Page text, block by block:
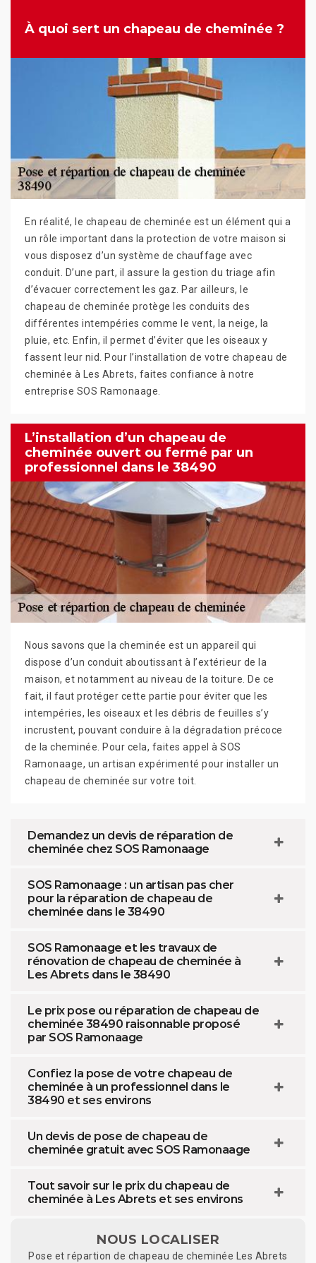
À quoi sert un chapeau de cheminée ?
En réalité, le chapeau de cheminée est un élément qui a
un rôle important dans la protection de votre maison si
vous disposez d’un système de chauffage avec
conduit. D’une part, il assure la gestion du triage afin
d’évacuer correctement les gaz. Par ailleurs, le
chapeau de cheminée protège les conduits des
différentes intempéries comme le vent, la neige, la
pluie, etc. Enfin, il permet d’éviter que les oiseaux y
fassent leur nid. Pour l’installation de votre chapeau de
cheminée à Les Abrets, faites confiance à notre
entreprise SOS Ramonaage.
L’installation d’un chapeau de
cheminée ouvert ou fermé par un
professionnel dans le 38490
Nous savons que la cheminée est un appareil qui
dispose d’un conduit aboutissant à l’extérieur de la
maison, et notamment au niveau de la toiture. De ce
fait, il faut protéger cette partie pour éviter que les
intempéries, les oiseaux et les débris de feuilles s’y
incrustent, pouvant conduire à la dégradation précoce
de la cheminée. Pour cela, faites appel à SOS
Ramonaage, un artisan expérimenté pour installer un
chapeau de cheminée sur votre toit.
Demandez un devis de réparation de
cheminée chez SOS Ramonaage
SOS Ramonaage : un artisan pas cher
pour la réparation de chapeau de
cheminée dans le 38490
SOS Ramonaage et les travaux de
rénovation de chapeau de cheminée à
Les Abrets dans le 38490
Le prix pose ou réparation de chapeau de
cheminée 38490 raisonnable proposé
par SOS Ramonaage
Confiez la pose de votre chapeau de
cheminée à un professionnel dans le
38490 et ses environs
Un devis de pose de chapeau de
cheminée gratuit avec SOS Ramonaage
Tout savoir sur le prix du chapeau de
cheminée à Les Abrets et ses environs
NOUS LOCALISER
Pose et répartion de chapeau de cheminée Les Abrets